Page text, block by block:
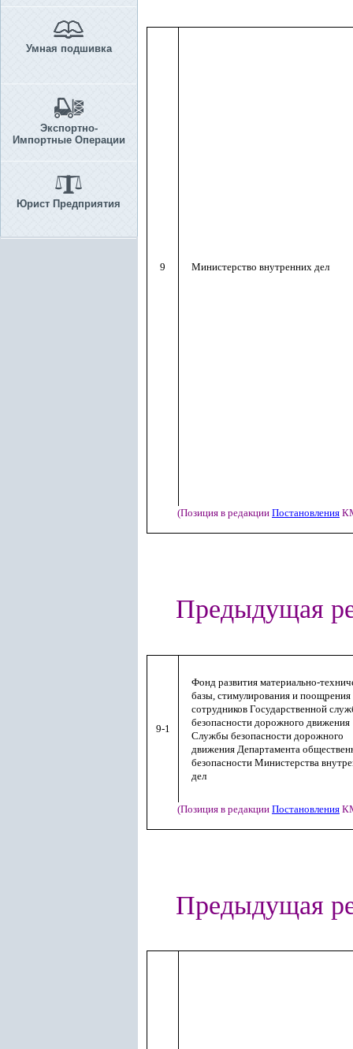
Умная подшивка
Экспортно-
Импортные Операции
Юрист Предприятия
9 Министерство внутренних дел
(Позиция в редакции Постановления
Предыдущая
9-1
Фонд развития материально-
базы, стимулирования и поощрения
сотрудников Государственной
безопасности дорожного движения
Службы безопасности дорожного
движения Департамента
безопасности Министерства
дел
(Позиция в редакции Постановления
Предыдущая